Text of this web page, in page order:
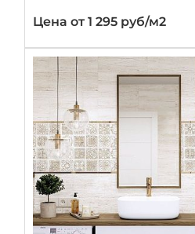
Цена от 1 295 руб/м2